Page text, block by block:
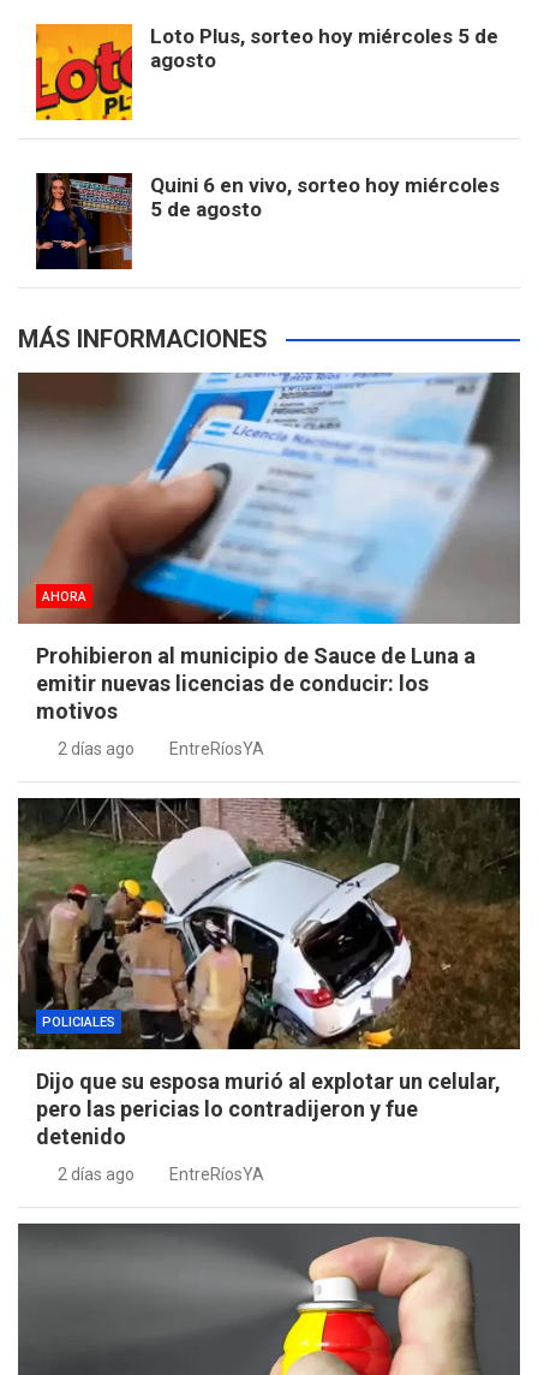
k
e
r
b
Loto Plus, sorteo hoy miércoles 5 de
agosto
Quini 6 en vivo, sorteo hoy miércoles
5 de agosto
MÁS INFORMACIONES
AHORA
Prohibieron al municipio de Sauce de Luna a
emitir nuevas licencias de conducir: los
motivos
2 días ago EntreRíosYA
POLICIALES
Dijo que su esposa murió al explotar un celular,
pero las pericias lo contradijeron y fue
detenido
2 días ago EntreRíosYA